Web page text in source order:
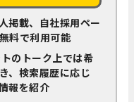
掲載、自社採用ペー
料で利用可能
のトーク上では希
、検索履歴に応じ
報を紹介